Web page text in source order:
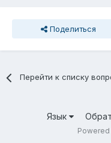
Поделиться
Перейти к списку
Язык